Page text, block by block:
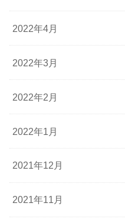
2022年4月
2022年3月
2022年2月
2022年1月
2021年12月
2021年11月